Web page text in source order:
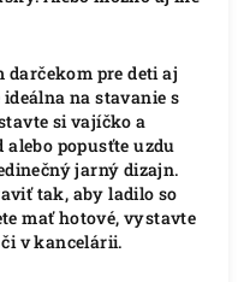
darčekom pre deti aj
na stavanie s
si vajíčko a
alebo popusťte uzdu
jarný dizajn.
tak, aby ladilo so
mať hotové, vystavte
v kancelárii.